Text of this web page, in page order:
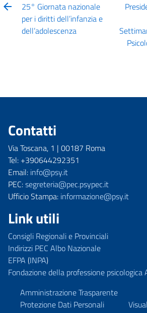
25° Giornata nazionale
per i diritti dell’infanzia e
dell’adolescenza
Contatti
Via Toscana, 1 | 00187 Roma
Tel: +390644292351
Email: info@psy.it
PEC:segreteria@pec.psypec.it
Ufficio Stampa: informazione@psy.it
Link utili
Consigli Regionali e Provinciali
Indirizzi PEC Albo Nazionale
EFPA (INPA)
Fondazione della professione psicologica
Amministrazione Trasparente
Protezione Dati Personali